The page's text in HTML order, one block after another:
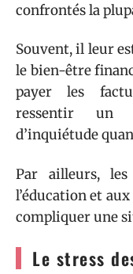
confrontés la
Souvent, il leur
le bien-être
payer les
ressentir un
d’inquiétude
Par ailleurs,
l’éducation et
compliquer une
Le stress